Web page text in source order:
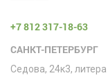
+7 812 317-18-63
САНКТ-ПЕТЕРБУРГ
Седова, 24к3,